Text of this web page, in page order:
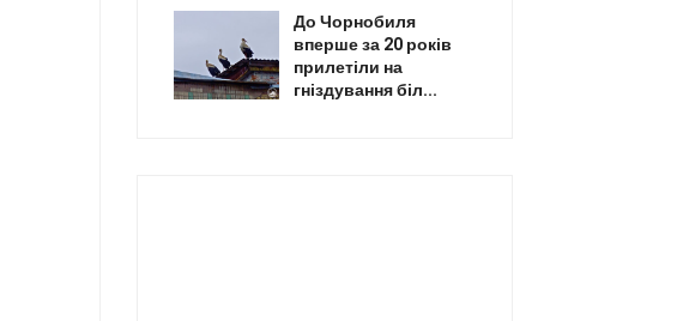
До Чорнобиля
вперше за 20 років
прилетіли на
гніздування біл...